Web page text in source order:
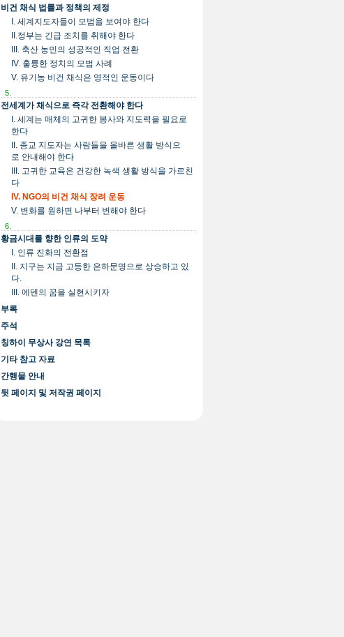
비건 채식 법률과 정책의 제정
I. 세계지도자들이 모범을 보여야 한다
II.정부는 긴급 조치를 취해야 한다
III. 축산 농민의 성공적인 직업 전환
IV. 훌륭한 정치의 모범 사례
V. 유기농 비건 채식은 영적인 운동이다
5.
전세계가 채식으로 즉각 전환해야 한다
I. 세계는 매체의 고귀한 봉사와 지도력을 필요로
한다
II. 종교 지도자는 사람들을 올바른 생활 방식으
로 안내해야 한다
III. 고귀한 교육은 건강한 녹색 생활 방식을 가르친
다
IV. NGO의 비건 채식 장려 운동
V. 변화를 원하면 나부터 변해야 한다
6.
황금시대를 향한 인류의 도약
I. 인류 진화의 전환점
II. 지구는 지금 고등한 은하문명으로 상승하고 있
다.
III. 에덴의 꿈을 실현시키자
부록
주석
칭하이 무상사 강연 목록
기타 참고 자료
간행물 안내
뒷 페이지 및 저작권 페이지